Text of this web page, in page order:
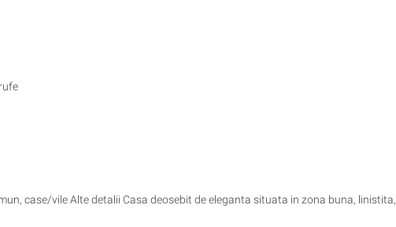
case/vile Alte detalii Casa deosebit de eleganta situata in zona buna, linistita,